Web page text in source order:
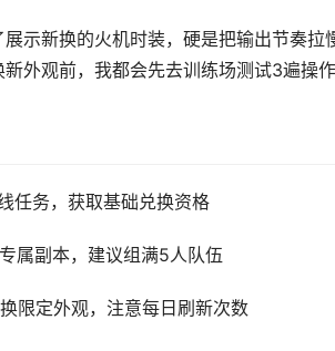
示新换的火机时装，硬是把输出节奏
外观前，我都会先去训练场测试3遍操作
任务，获取基础兑换资格
属副本，建议组满5人队伍
限定外观，注意每日刷新次数